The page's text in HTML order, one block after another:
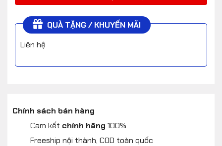
QUÀ TẶNG / KHUYẾN MÃI
Liên hệ
Chính sách bán hàng
Cam kết chính hãng 100%
Freeship nội thành, COD toàn quốc